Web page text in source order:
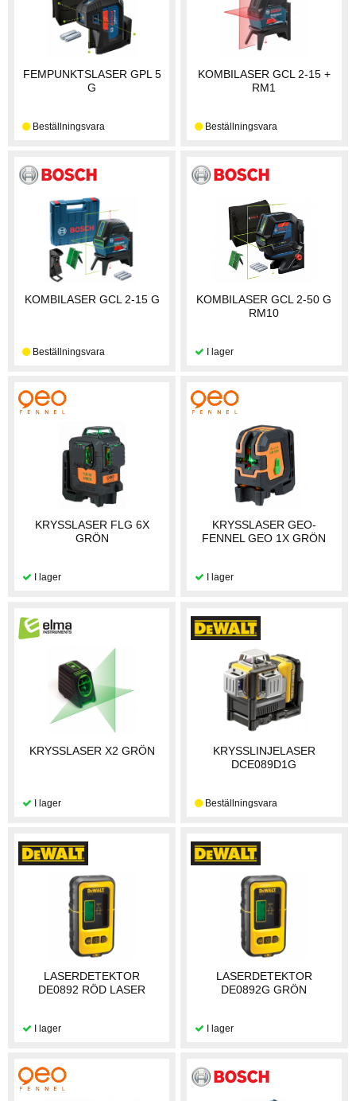
FEMPUNKTSLASER GPL 5
G
KOMBILASER GCL 2-15 +
RM1
KOMBILASER GCL 2-15 G
KOMBILASER GCL 2-50 G
RM10
KRYSSLASER FLG 6X
GRÖN
KRYSSLASER GEO-
FENNEL GEO 1X GRÖN
KRYSSLASER X2 GRÖN
KRYSSLINJELASER
DCE089D1G
LASERDETEKTOR
DE0892 RÖD LASER
LASERDETEKTOR
DE0892G GRÖN